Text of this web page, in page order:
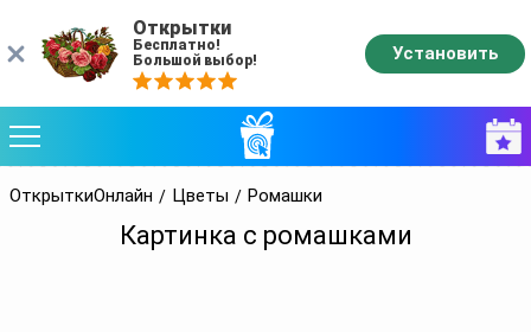
ОткрыткиОнлайн Цветы Ромашки
Картинка с ромашками
Открытки
Бесплатно!
Большой выбор!
Установить